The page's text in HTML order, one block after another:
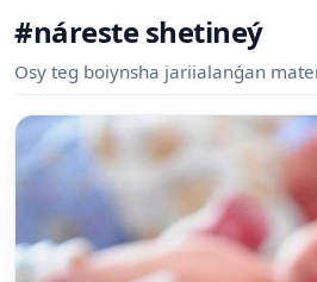
#náreste shetineý
Osy teg boiynsha jariialanǵan